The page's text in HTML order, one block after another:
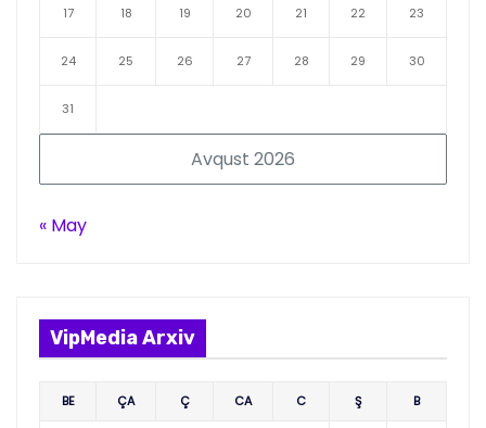
Avqust 2026
17 18 19 20 21 22 23
24 25 26 27 28 29 30
31
« May
VipMedia Arxiv
BE ÇA Ç CA C Ş B